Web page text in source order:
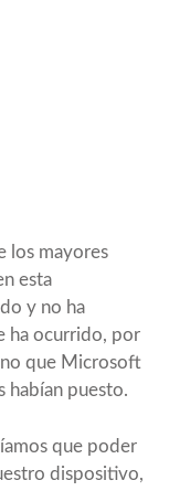
los mayores
esta
y no ha
ha ocurrido, por
que Microsoft
habían puesto.
que poder
dispositivo,